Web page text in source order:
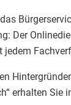
Der
erhalten Sie